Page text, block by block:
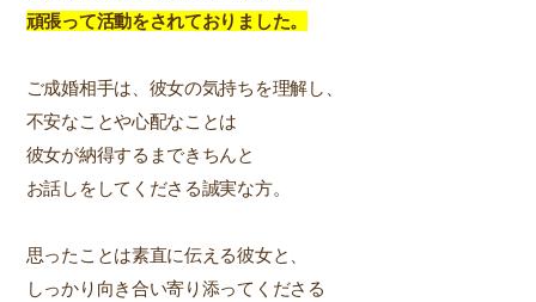
頑張って活動をされておりました。
ご成婚相手は、彼女の気持ちを理解し、
不安なことや心配なことは
彼女が納得するまできちんと
お話しをしてくださる誠実な方。
思ったことは素直に伝える彼女と、
しっかり向き合い寄り添ってくださる